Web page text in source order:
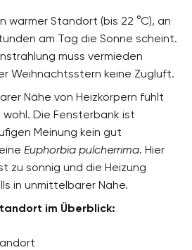
warmer Standort (bis 22 °C), an
am Tag die Sonne scheint.
muss vermieden
Weihnachtsstern keine Zugluft.
Nähe von Heizkörpern fühlt
Die Fensterbank ist
Meinung kein gut
Euphorbia pulcherrima. Hier
zu sonnig und die Heizung
in unmittelbarer Nähe.
im Überblick: